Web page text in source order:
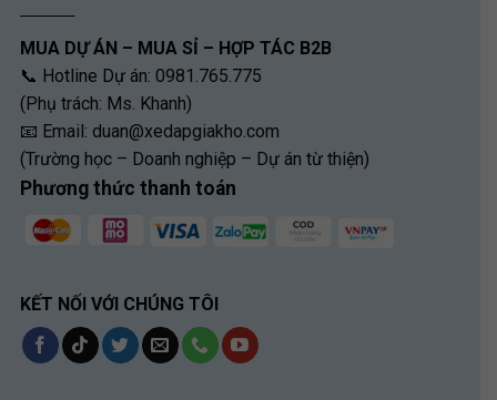
MUA DỰ ÁN – MUA SỈ – HỢP TÁC B2B
📞 Hotline Dự án: 0981.765.775
(Phụ trách: Ms. Khanh)
📧 Email: duan@xedapgiakho.com
(Trường học – Doanh nghiệp – Dự án từ thiện)
Phương thức thanh toán
KẾT NỐI VỚI CHÚNG TÔI